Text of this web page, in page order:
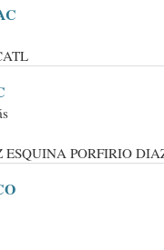
ESQUINA PORFIRIO